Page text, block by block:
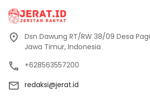
Dsn Dawung RT/RW 38/09 Desa
Jawa Timur, Indonesia
+628563557200
redaksi@jerat.id